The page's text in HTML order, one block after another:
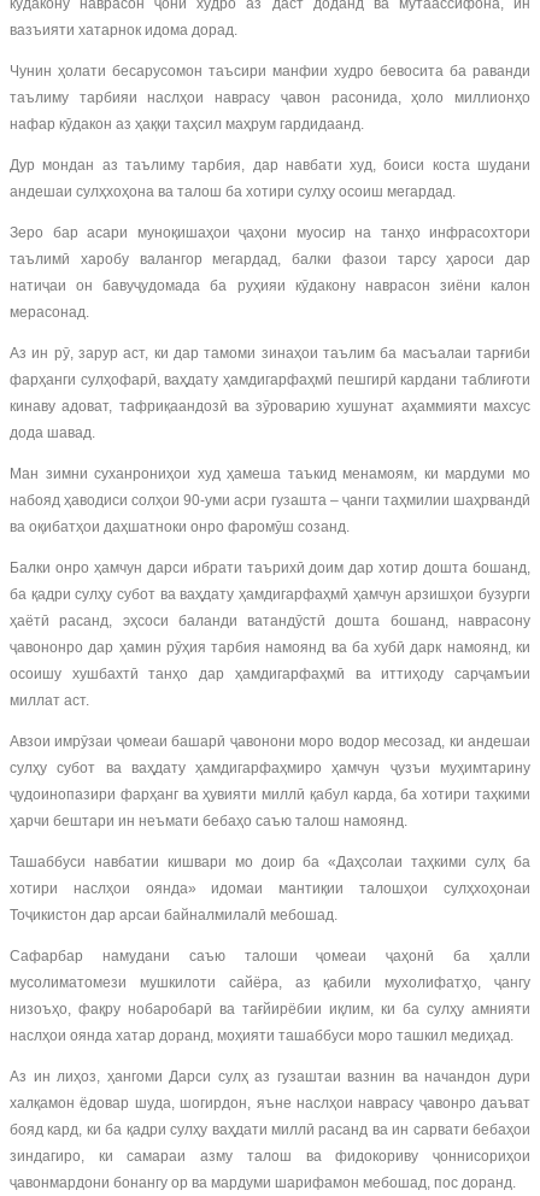
кӯдакону наврасон ҷони худро аз даст доданд ва мутаассифона, ин
вазъияти хатарнок идома дорад.
Чунин ҳолати бесарусомон таъсири манфии худро бевосита ба раванди
таълиму тарбияи наслҳои наврасу ҷавон расонида, ҳоло миллионҳо
нафар кӯдакон аз ҳаққи таҳсил маҳрум гардидаанд.
Дур мондан аз таълиму тарбия, дар навбати худ, боиси коста шудани
андешаи сулҳхоҳона ва талош ба хотири сулҳу осоиш мегардад.
Зеро бар асари муноқишаҳои ҷаҳони муосир на танҳо инфрасохтори
таълимӣ харобу валангор мегардад, балки фазои тарсу ҳароси дар
натиҷаи он бавуҷудомада ба руҳияи кӯдакону наврасон зиёни калон
мерасонад.
Аз ин рӯ, зарур аст, ки дар тамоми зинаҳои таълим ба масъалаи тарғиби
фарҳанги сулҳофарӣ, ваҳдату ҳамдигарфаҳмӣ пешгирӣ кардани таблиғоти
кинаву адоват, тафриқаандозӣ ва зӯроварию хушунат аҳаммияти махсус
дода шавад.
Ман зимни суханрониҳои худ ҳамеша таъкид менамоям, ки мардуми мо
набояд ҳаводиси солҳои 90-уми асри гузашта – ҷанги таҳмилии шаҳрвандӣ
ва оқибатҳои даҳшатноки онро фаромӯш созанд.
Балки онро ҳамчун дарси ибрати таърихӣ доим дар хотир дошта бошанд,
ба қадри сулҳу субот ва ваҳдату ҳамдигарфаҳмӣ ҳамчун арзишҳои бузурги
ҳаётӣ расанд, эҳсоси баланди ватандӯстӣ дошта бошанд, наврасону
ҷавононро дар ҳамин рӯҳия тарбия намоянд ва ба хубӣ дарк намоянд, ки
осоишу хушбахтӣ танҳо дар ҳамдигарфаҳмӣ ва иттиҳоду сарҷамъии
миллат аст.
Авзои имрӯзаи ҷомеаи башарӣ ҷавонони моро водор месозад, ки андешаи
сулҳу субот ва ваҳдату ҳамдигарфаҳмиро ҳамчун ҷузъи муҳимтарину
ҷудоинопазири фарҳанг ва ҳувияти миллӣ қабул карда, ба хотири таҳкими
ҳарчи бештари ин неъмати бебаҳо саъю талош намоянд.
Ташаббуси навбатии кишвари мо доир ба «Даҳсолаи таҳкими сулҳ ба
хотири наслҳои оянда» идомаи мантиқии талошҳои сулҳхоҳонаи
Тоҷикистон дар арсаи байналмилалӣ мебошад.
Сафарбар намудани саъю талоши ҷомеаи ҷаҳонӣ ба ҳалли
мусолиматомези мушкилоти сайёра, аз қабили мухолифатҳо, ҷангу
низоъҳо, фақру нобаробарӣ ва тағйирёбии иқлим, ки ба сулҳу амнияти
наслҳои оянда хатар доранд, моҳияти ташаббуси моро ташкил медиҳад.
Аз ин лиҳоз, ҳангоми Дарси сулҳ аз гузаштаи вазнин ва начандон дури
халқамон ёдовар шуда, шогирдон, яъне наслҳои наврасу ҷавонро даъват
бояд кард, ки ба қадри сулҳу ваҳдати миллӣ расанд ва ин сарвати бебаҳои
зиндагиро, ки самараи азму талош ва фидокориву ҷоннисориҳои
ҷавонмардони бонангу ор ва мардуми шарифамон мебошад, пос доранд.